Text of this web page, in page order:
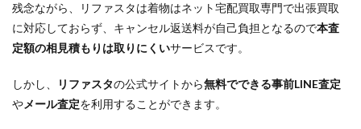
残念ながら、リファスタは着物はネット宅配買取専門で出張買取
に対応しておらず、キャンセル返送料が自己負担となるので本査
定額の相見積もりは取りにくいサービスです。
しかし、 リファスタの公式サイトから無料でできる事前LINE査定
やメール査定を利用することができます。